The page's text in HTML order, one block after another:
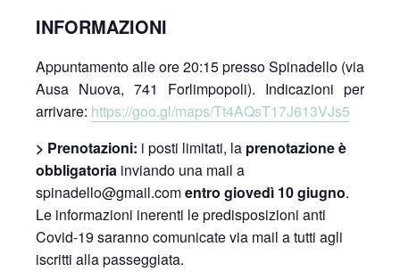
INFORMAZIONI
Appuntamento alle ore 20:15 presso Spinadello (via
Ausa Nuova, 741 Forlimpopoli). Indicazioni per
arrivare: https://goo.gl/maps/Tt4AQsT17J613VJs5
> Prenotazioni: i posti limitati, la prenotazione è
obbligatoria inviando una mail a
spinadello@gmail.comentro giovedì 10 giugno.
Le informazioni inerenti le predisposizioni anti
Covid-19 saranno comunicate via mail a tutti agli
iscritti alla passeggiata.